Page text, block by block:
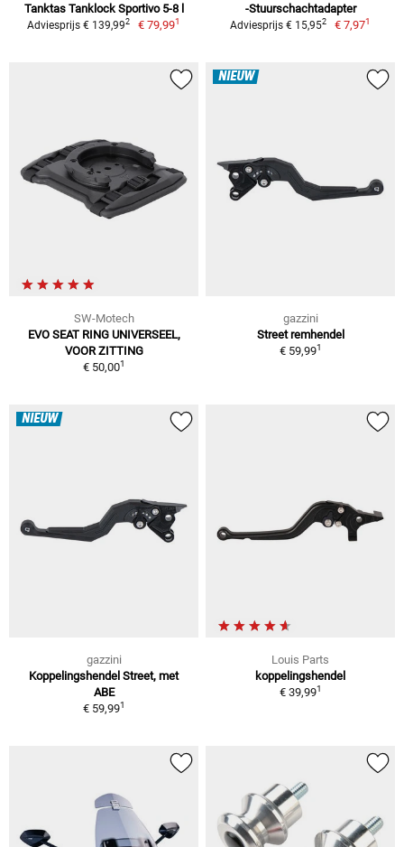
Tanktas Tanklock Sportivo 5-8 l
Adviesprijs € 139,992 € 79,991
-Stuurschachtadapter
Adviesprijs € 15,952 € 7,971
SW-Motech
EVO SEAT RING UNIVERSEEL,
VOOR ZITTING
€ 50,001
NIEUW
gazzini
Street remhendel
€ 59,991
NIEUW
gazzini
Koppelingshendel Street, met
ABE
€ 59,991
Louis Parts
koppelingshendel
€ 39,991